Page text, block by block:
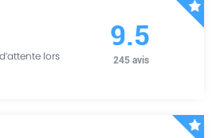
lors
9.5
245 avis